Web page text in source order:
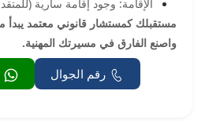
الإقامة: وجود إقامة سارية
مستقبلك كمستشار قانوني معتمد يبدأ
واصنع الفارق في مسيرتك المهنية.
رقم الجوال